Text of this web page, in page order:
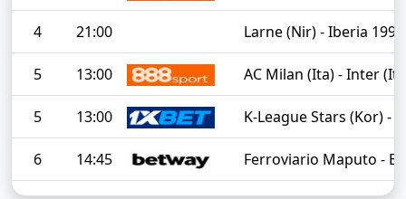
4 21:00 Larne (Nir) - Iberia
5 13:00 AC Milan (Ita) - Inter
5 13:00 K-League Stars (Kor) -
6 14:45 Ferroviario Maputo -